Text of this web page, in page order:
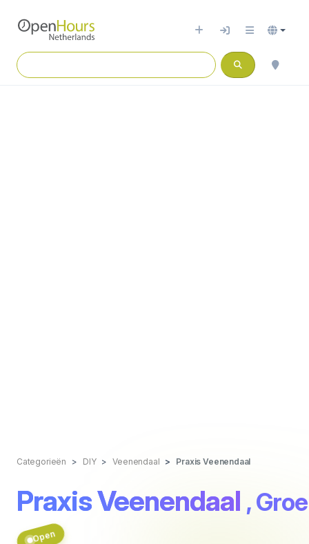
Categorieën DIY Veenendaal Praxis Veenendaal
Praxis Veenendaal ,
Open